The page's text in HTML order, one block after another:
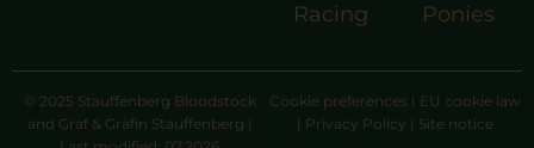
Racing
Ponies
© 2025 Stauffenberg Bloodstock
and Graf & Gräfin Stauffenberg |
Cookie preferences | EU cookie law
| Privacy Policy | Site notice